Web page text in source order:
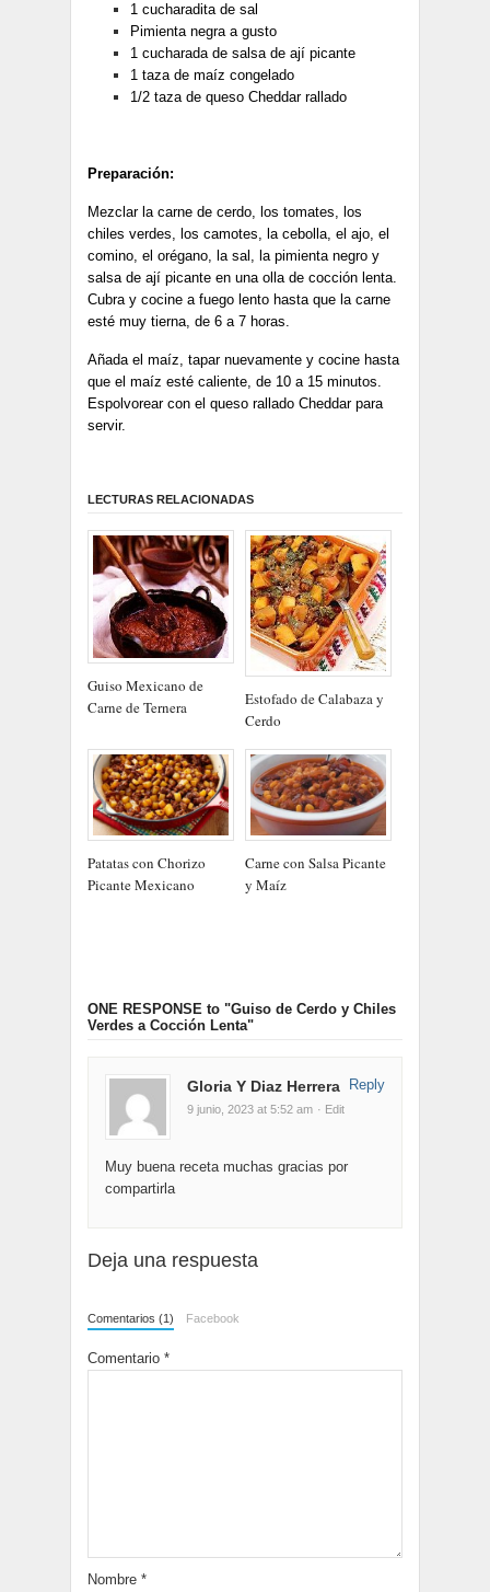
1 cucharadita de sal
Pimienta negra a gusto
1 cucharada de salsa de ají picante
1 taza de maíz congelado
1/2 taza de queso Cheddar rallado
Preparación:
Mezclar la carne de cerdo, los tomates, los
chiles verdes, los camotes, la cebolla, el ajo, el
comino, el orégano, la sal, la pimienta negro y
salsa de ají picante en una olla de cocción lenta.
Cubra y cocine a fuego lento hasta que la carne
esté muy tierna, de 6 a 7 horas.
Añada el maíz, tapar nuevamente y cocine hasta
que el maíz esté caliente, de 10 a 15 minutos.
Espolvorear con el queso rallado Cheddar para
servir.
LECTURAS RELACIONADAS
Guiso Mexicano de
Carne de Ternera
Estofado de Calabaza y
Cerdo
Patatas con Chorizo
Picante Mexicano
Carne con Salsa Picante
y Maíz
ONE RESPONSE to "Guiso de Cerdo y Chiles
Verdes a Cocción Lenta"
Gloria Y Diaz Herrera
9 junio, 2023 at 5:52 am · Edit
Muy buena receta muchas gracias por
compartirla
Reply
Deja una respuesta
Comentarios (1) Facebook
Comentario *
Nombre *